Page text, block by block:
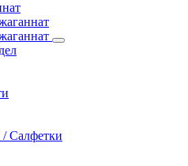
Салфетки